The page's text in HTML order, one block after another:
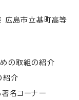
広島市立基町高等
の取組の紹介
紹介
署名コーナー